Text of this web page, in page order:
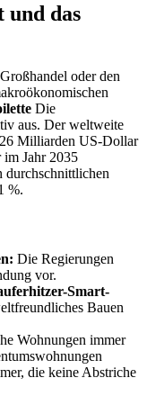
das
oder den
Die
aus. Der weltweite
Milliarden US-Dollar
Jahr 2035
durchschnittlichen
%.
Die Regierungen
vor.
Smart-
Bauen
Wohnungen immer
die keine Abstriche